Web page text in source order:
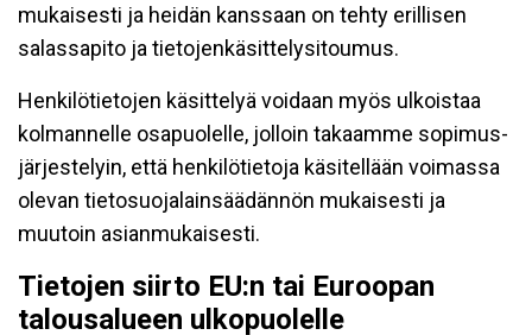
mukaisesti ja heidän kanssaan on tehty erillisen
salassapito ja tietojenkäsittelysitoumus.
Henkilötietojen käsittelyä voidaan myös ulkoistaa
kolmannelle osapuolelle, jolloin takaamme sopimus-
järjestelyin, että henkilötietoja käsitellään voimassa
olevan tietosuojalainsäädännön mukaisesti ja
muutoin asianmukaisesti.
Tietojen siirto EU:n tai Euroopan
talousalueen ulkopuolelle